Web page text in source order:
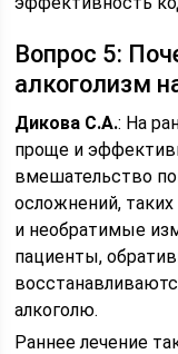
Вопрос 5:
алкоголизм
Дикова С.А.: На
проще и
вмешательство
осложнений,
и необратимые
пациенты,
алкоголю.
Раннее лечение